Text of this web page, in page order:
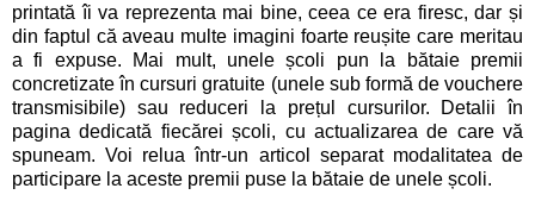
printată îi va reprezenta mai bine, ceea ce era firesc, dar și
din faptul că aveau multe imagini foarte reușite care meritau
a fi expuse. Mai mult, unele școli pun la bătaie premii
concretizate în cursuri gratuite (unele sub formă de vouchere
transmisibile) sau reduceri la prețul cursurilor. Detalii în
pagina dedicată fiecărei școli, cu actualizarea de care vă
spuneam. Voi relua într-un articol separat modalitatea de
participare la aceste premii puse la bătaie de unele școli.